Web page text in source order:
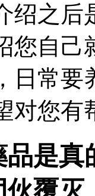
绍之后
您自己
日常要
对您有
是
伙覆灭